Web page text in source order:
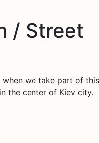
/ Street
we take part of this
the center of Kiev city.